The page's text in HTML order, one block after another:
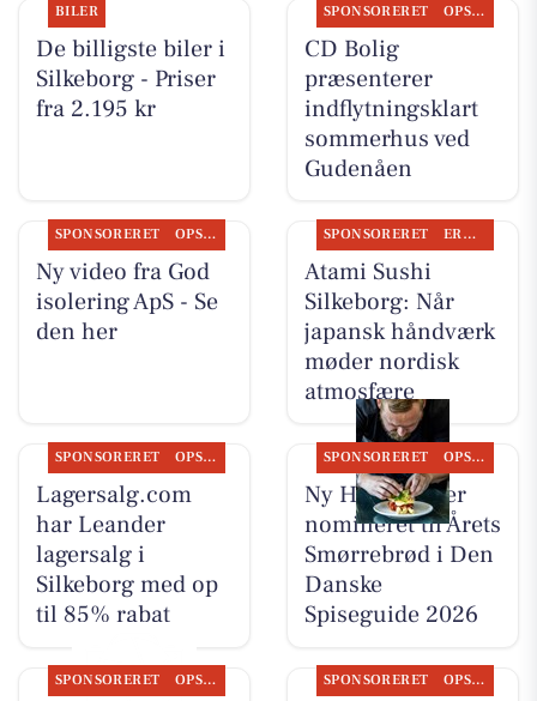
BILER
De billigste biler i
Silkeborg - Priser
fra 2.195 kr
SPONSORERET OPSLAGSTAVLEN
CD Bolig
præsenterer
indflytningsklart
sommerhus ved
Gudenåen
SPONSORERET OPSLAGSTAVLEN
Ny video fra God
isolering ApS - Se
den her
SPONSORERET ERHVERV
Atami Sushi
Silkeborg: Når
japansk håndværk
møder nordisk
atmosfære
SPONSORERET OPSLAGSTAVLEN
Lagersalg.com
har Leander
lagersalg i
Silkeborg med op
til 85% rabat
SPONSORERET OPSLAGSTAVLEN
Ny Hattenæs er
nomineret til Årets
Smørrebrød i Den
Danske
Spiseguide 2026
SPONSORERET OPSLAGSTAVLEN SPONSORERET OPSLAGSTAVLEN